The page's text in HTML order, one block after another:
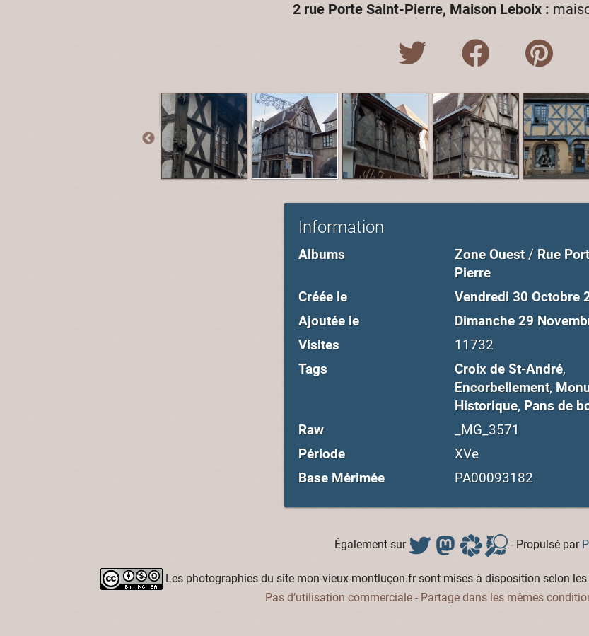
2 rue Porte Saint-Pierre, Maison Leboix :
Information
Albums Zone Ouest/ Rue
Pierre
Créée le
Vendredi 30 Octobre
Ajoutée le
Dimanche 29
Visites
11732
Tags
Croix de St-André,
Encorbellement,
Historique, Pans de
Raw
_MG_3571
Période
XVe
Base Mérimée
PA00093182
Également sur - Propulsé par
Les photographies du site mon-vieux-montluçon.fr sont mises à disposition selon les
Pas d’utilisation commerciale - Partage dans les mêmes